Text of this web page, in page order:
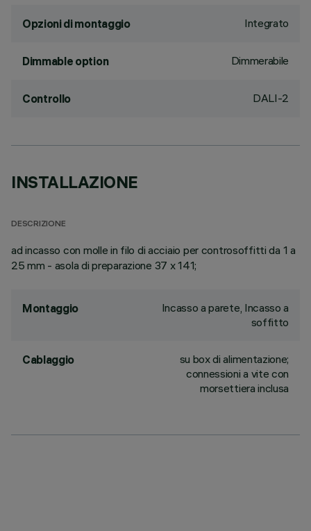
Opzioni di montaggio Integrato
Dimmable option Dimmerabile
Controllo DALI-2
INSTALLAZIONE
DESCRIZIONE
ad incasso con molle in filo di acciaio per controsoffitti da 1 a
25 mm - asola di preparazione 37 x 141;
Montaggio
Incasso a parete, Incasso a
soffitto
Cablaggio
su box di alimentazione;
connessioni a vite con
morsettiera inclusa